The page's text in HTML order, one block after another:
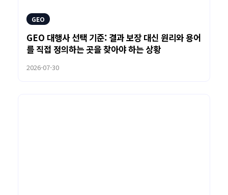
GEO
GEO 대행사 선택 기준: 결과 보장 대신 원리와 용어
를 직접 정의하는 곳을 찾아야 하는 상황
2026-07-30